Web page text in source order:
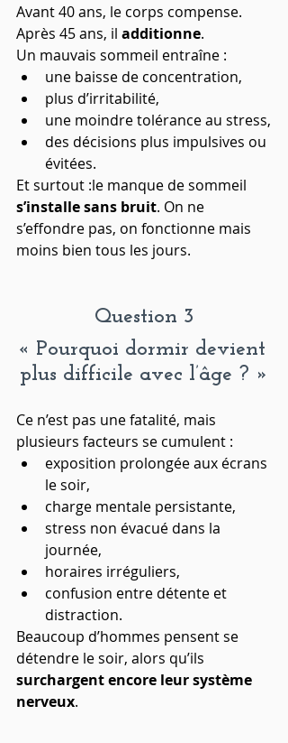
Avant 40 ans, le corps compense.
Après 45 ans, il additionne.
Un mauvais sommeil entraîne :
une baisse de concentration,
plus d’irritabilité,
une moindre tolérance au stress,
des décisions plus impulsives ou
évitées.
Et surtout :le manque de sommeil
s’installe sans bruit. On ne
s’effondre pas, on fonctionne mais
moins bien tous les jours.
Question 3
« Pourquoi dormir devient
plus difficile avec l’âge ? »
Ce n’est pas une fatalité, mais
plusieurs facteurs se cumulent :
exposition prolongée aux écrans
le soir,
charge mentale persistante,
stress non évacué dans la
journée,
horaires irréguliers,
confusion entre détente et
distraction.
Beaucoup d’hommes pensent se
détendre le soir, alors qu’ils
surchargent encore leur système
nerveux.